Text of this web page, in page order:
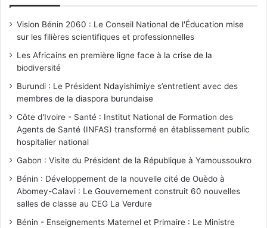
Vision Bénin 2060 : Le Conseil National de l'Éducation mise
sur les filières scientifiques et professionnelles
Les Africains en première ligne face à la crise de la
biodiversité
Burundi : Le Président Ndayishimiye s’entretient avec des
membres de la diaspora burundaise
Côte d'Ivoire - Santé : Institut National de Formation des
Agents de Santé (INFAS) transformé en établissement public
hospitalier national
Gabon : Visite du Président de la République à Yamoussoukro
Bénin : Développement de la nouvelle cité de Ouèdo à
Abomey-Calavi : Le Gouvernement construit 60 nouvelles
salles de classe au CEG La Verdure
Bénin - Enseignements Maternel et Primaire : Le Ministre